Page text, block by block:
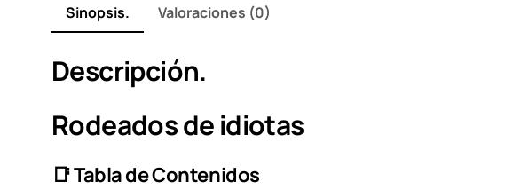
Sinopsis. Valoraciones (0)
Descripción.
Rodeados de idiotas
📑 Tabla de Contenidos